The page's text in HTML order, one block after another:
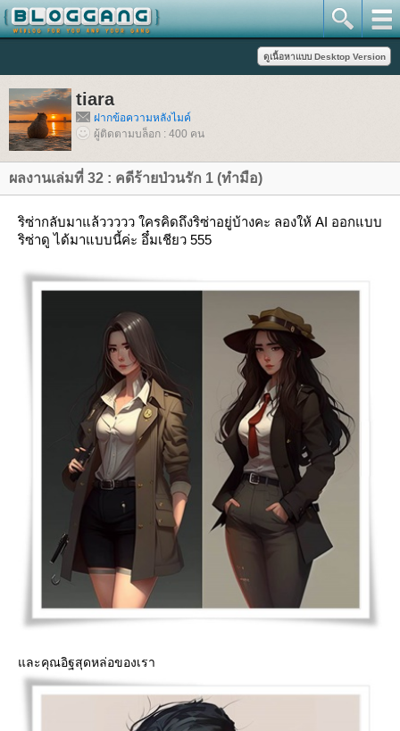
tiara
ฝากข้อความหลังไมค์
ผู้ติดตามบล็อก : 400 คน
ผลงานเล่มที่ 32 : คดีร้ายป่วนรัก 1 (ทำมือ)
ริซ่ากลับมาแล้ววววว ใครคิดถึงริซ่าอยู่บ้างคะ ลองให้ AI ออกแบบ
ริซ่าดู ได้มาแบบนี้ค่ะ อึ๋มเชียว 555
ละคุณอิฐสุดหล่อของเรา